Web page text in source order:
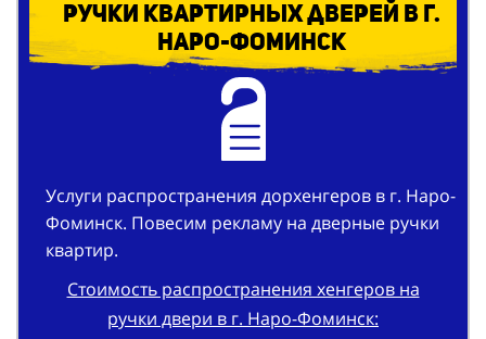
Услуги распространения дорхенгеров в г. Наро-
Фоминск. Повесим рекламу на дверные ручки
квартир.
Стоимость распространения хенгеров на
От 3.2 рублей за штуку